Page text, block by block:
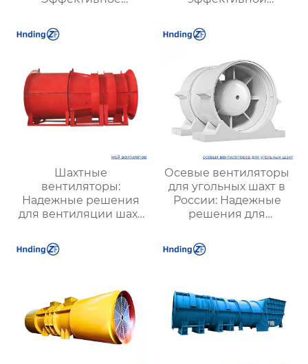
надежной вентиляции
оптимизации работы
Шахтные
вентиляторы:
Надежные решения
для вентиляции шахт
| Купить с доставкой
Осевые вентиляторы
для угольных шахт в
России: Надежные
решения для
вентиляции и
безопасности